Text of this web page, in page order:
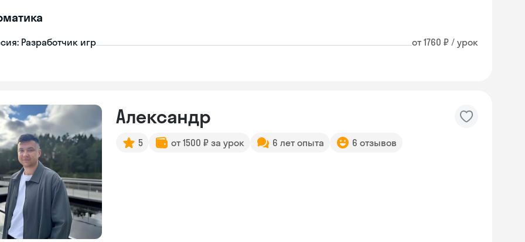
Разработчик игр от 1760 ₽ / урок
Александр
5 от 1500 ₽ за урок 6 лет опыта 6 отзывов